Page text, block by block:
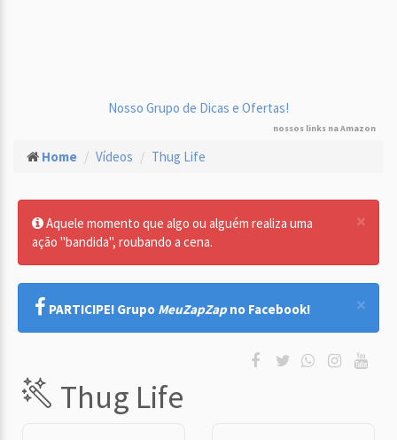
Nosso Grupo de Dicas e Ofertas!
nossos links na Amazon
Home Vídeos Thug Life
×
Aquele momento que algo ou alguém realiza uma
ação "bandida", roubando a cena.
×
PARTICIPE! Grupo MeuZapZap no Facebook!
Thug Life